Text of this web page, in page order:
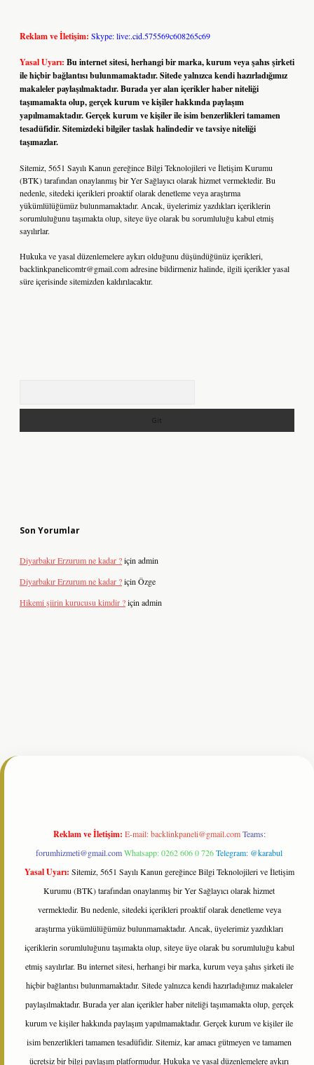
Reklam ve İletişim: Skype: live:.cid.575569c608265c69
Yasal Uyarı: Bu internet sitesi, herhangi bir marka, kurum veya şahıs şirketi
ile hiçbir bağlantısı bulunmamaktadır. Sitede yalnızca kendi hazırladığımız
makaleler paylaşılmaktadır. Burada yer alan içerikler haber niteliği
taşımamakta olup, gerçek kurum ve kişiler hakkında paylaşım
yapılmamaktadır. Gerçek kurum ve kişiler ile isim benzerlikleri tamamen
tesadüfidir. Sitemizdeki bilgiler taslak halindedir ve tavsiye niteliği
taşımazlar.
Sitemiz, 5651 Sayılı Kanun gereğince Bilgi Teknolojileri ve İletişim Kurumu
(BTK) tarafından onaylanmış bir Yer Sağlayıcı olarak hizmet vermektedir. Bu
nedenle, sitedeki içerikleri proaktif olarak denetleme veya araştırma
yükümlülüğümüz bulunmamaktadır. Ancak, üyelerimiz yazdıkları içeriklerin
sorumluluğunu taşımakta olup, siteye üye olarak bu sorumluluğu kabul etmiş
sayılırlar.
Hukuka ve yasal düzenlemelere aykırı olduğunu düşündüğünüz içerikleri,
backlinkpanelicomtr@gmail.comadresine bildirmeniz halinde, ilgili içerikler yasal
süre içerisinde sitemizden kaldırılacaktır.
Son Yorumlar
Diyarbakır Erzurum ne kadar ?için admin
Diyarbakır Erzurum ne kadar ?için Özge
Hikemi şiirin kurucusu kimdir ?için admin
tulipbetgiris.org
Reklam ve İletişim: E-mail:backlinkpaneli@gmail.com Teams:
forumhizmeti@gmail.comWhatsapp: 0262 606 0 726Telegram: @karabul
Yasal Uyarı: Sitemiz, 5651 Sayılı Kanun gereğince Bilgi Teknolojileri ve İletişim
Kurumu (BTK) tarafından onaylanmış bir Yer Sağlayıcı olarak hizmet
vermektedir. Bu nedenle, sitedeki içerikleri proaktif olarak denetleme veya
araştırma yükümlülüğümüz bulunmamaktadır. Ancak, üyelerimiz yazdıkları
içeriklerin sorumluluğunu taşımakta olup, siteye üye olarak bu sorumluluğu kabul
etmiş sayılırlar. Bu internet sitesi, herhangi bir marka, kurum veya şahıs şirketi ile
hiçbir bağlantısı bulunmamaktadır. Sitede yalnızca kendi hazırladığımız makaleler
paylaşılmaktadır. Burada yer alan içerikler haber niteliği taşımamakta olup, gerçek
kurum ve kişiler hakkında paylaşım yapılmamaktadır. Gerçek kurum ve kişiler ile
isim benzerlikleri tamamen tesadüfidir. Sitemiz, kar amacı gütmeyen ve tamamen
ücretsiz bir bilgi paylaşım platformudur. Hukuka ve yasal düzenlemelere aykırı